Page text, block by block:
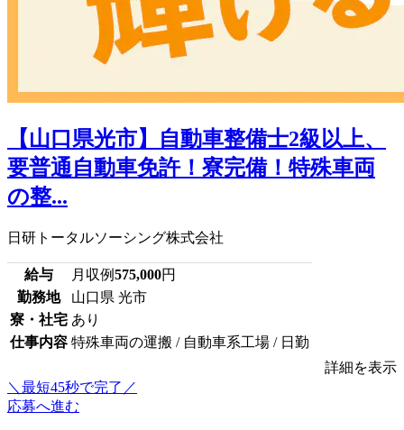
【山口県光市】自動車整備士2級以上、
要普通自動車免許！寮完備！特殊車両
の整...
日研トータルソーシング株式会社
給与 月収例575,000円
勤務地
山口県 光市
寮・社宅 あり
仕事内容 特殊車両の運搬 / 自動車系工場 / 日勤
詳細を表示
＼最短45秒で完了／
応募へ進む